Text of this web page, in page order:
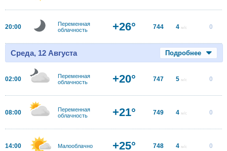
20:00
Переменная
облачность
+26° 744 4 м/с 0
Среда, 12 Августа Подробнее
02:00
Переменная
облачность
+20° 747 5 м/с 0
08:00
Переменная
облачность
+21° 749 4 м/с 0
14:00 Малооблачно +25° 748 4 м/с 0